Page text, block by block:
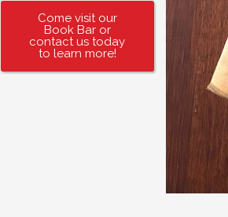
Come visit our
Book Bar or
contact us today
to learn more!